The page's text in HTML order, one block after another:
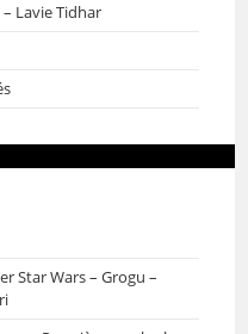
Lavie Tidhar
Star Wars – Grogu –